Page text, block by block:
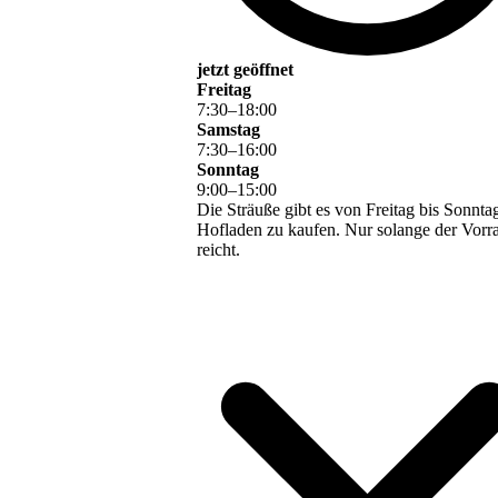
jetzt geöffnet
Freitag
7:30–18:00
Samstag
7:30–16:00
Sonntag
9:00–15:00
Die Sträuße gibt es von Freitag bis
Hofladen zu kaufen. Nur solange der
reicht.